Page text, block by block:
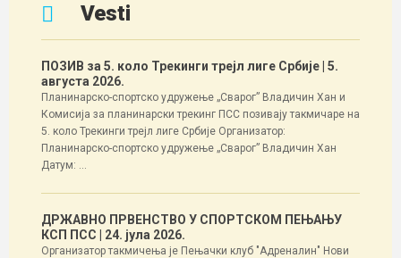
Vesti
ПОЗИВ за 5. коло Трекинги трејл лиге Србије | 5.
августа 2026.
Планинарско-спортско удружење „Сварог” Владичин Хан и
Комисија за планинарски трекинг ПСС позивају такмичаре на
5. коло Трекинги трејл лиге Србије Организатор:
Планинарско-спортско удружење „Сварог” Владичин Хан
Датум: ...
ДРЖАВНО ПРВЕНСТВО У СПОРТСКОМ ПЕЊАЊУ
КСП ПСС
| 24. јула 2026.
Организатор такмичења је Пењачки клуб "Адреналин" Нови